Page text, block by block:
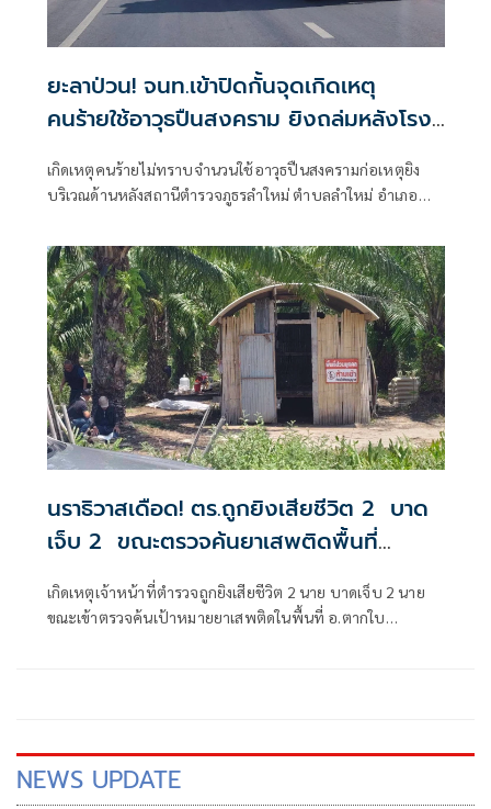
ยะลาป่วน! จนท.เข้าปิดกั้นจุดเกิดเหตุ
คนร้ายใช้อาวุธปืนสงคราม ยิงถล่มหลังโรง
เกิดเหตุคนร้ายไม่ทราบจำนวนใช้อาวุธปืนสงครามก่อเหตุยิง
บริเวณด้านหลังสถานีตำรวจภูธรลำใหม่ ตำบลลำใหม่ อำเภอ
นราธิวาสเดือด! ตร.ถูกยิงเสียชีวิต 2 บาด
เจ็บ 2 ขณะตรวจค้นยาเสพติดพื้นที่
เกิดเหตุเจ้าหน้าที่ตำรวจถูกยิงเสียชีวิต 2 นาย บาดเจ็บ 2 นาย
ขณะเข้าตรวจค้นเป้าหมายยาเสพติดในพื้นที่ อ.ตากใบ
NEWS UPDATE